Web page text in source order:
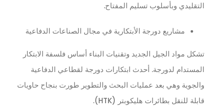
التقليدي وبأسلوب تسليم المفتاح.
مشاريع دورجة الأبتكارية في مجال الصناعات الدفاعية
تشكل مواد الجيل الجديد وتقنيات البناء أساس فلسفة الابتكار
المستدام لدورجة. أحدث ابتكارات دورجة لقطاعي الدفاعية
والجوية وهي بعد عمليات البحث والتطوير طورت بنجاح حاويات
قابلة للنقل بطائرات هليكوبتر (HTK).